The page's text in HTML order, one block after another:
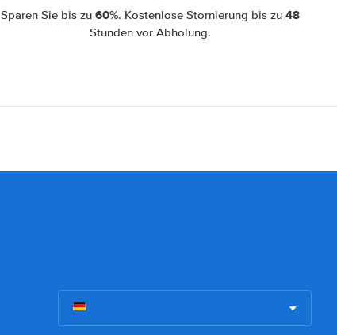
Sparen Sie bis zu60%. Kostenlose Stornierung bis zu48
Stunden vor Abholung.